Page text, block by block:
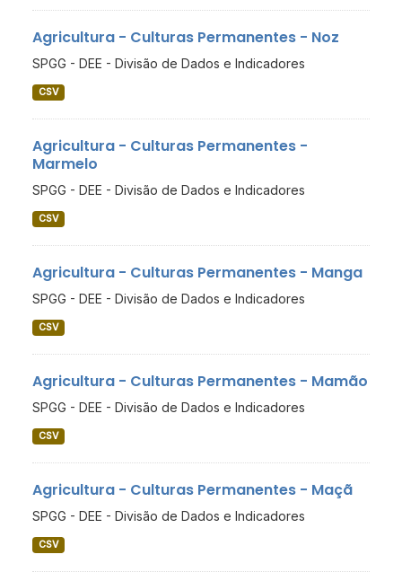
Agricultura - Culturas Permanentes - Noz
SPGG - DEE - Divisão de Dados e Indicadores
CSV
Agricultura - Culturas Permanentes -
Marmelo
SPGG - DEE - Divisão de Dados e Indicadores
CSV
Agricultura - Culturas Permanentes - Manga
SPGG - DEE - Divisão de Dados e Indicadores
CSV
Agricultura - Culturas Permanentes - Mamão
SPGG - DEE - Divisão de Dados e Indicadores
CSV
Agricultura - Culturas Permanentes - Maçã
SPGG - DEE - Divisão de Dados e Indicadores
CSV